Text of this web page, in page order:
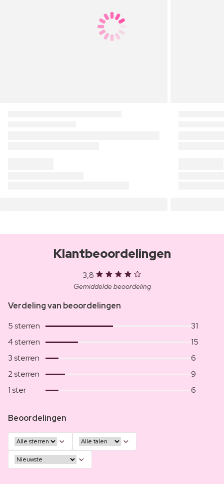
Klantbeoordelingen
3,8
Gemiddelde beoordeling
Verdeling van beoordelingen
5 sterren
31
4 sterren
15
3 sterren
6
2 sterren
9
1 ster
6
Beoordelingen